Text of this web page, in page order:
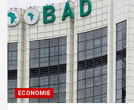
ECONOMIE